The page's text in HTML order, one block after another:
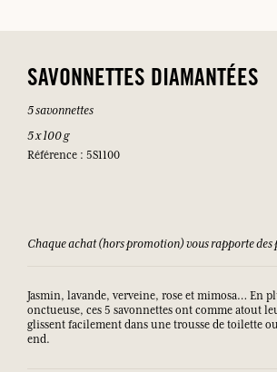
SAVONNETTES DIAMANTÉES
5 savonnettes
5 x 100 g
Référence : 5S1100
Chaque achat (hors promotion) vous rapporte des
Jasmin, lavande, verveine, rose et mimosa… En
onctueuse, ces 5 savonnettes ont comme atout
glissent facilement dans une trousse de toilette
end.